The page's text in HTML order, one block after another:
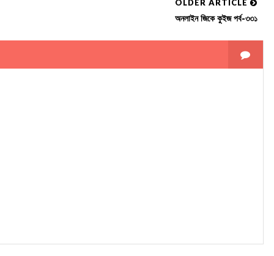
OLDER ARTICLE
অনলাইন জিকে কুইজ পর্ব-৩৩১